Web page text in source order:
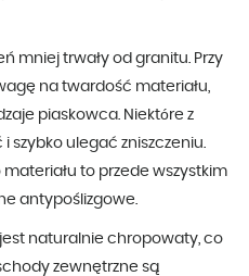
mniej trwały od granitu. Przy
na twardość materiału,
piaskowca. Niektóre z
szybko ulegać zniszczeniu.
to przede wszystkim
antypoślizgowe.
naturalnie chropowaty, co
zewnętrzne są